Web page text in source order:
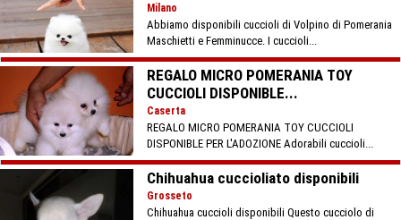
Milano
Abbiamo disponibili cuccioli di Volpino di Pomerania
Maschietti e Femminucce. I cuccioli...
REGALO MICRO POMERANIA TOY
CUCCIOLI DISPONIBLE...
Caserta
REGALO MICRO POMERANIA TOY CUCCIOLI
DISPONIBLE PER L'ADOZIONE Adorabili cuccioli...
Chihuahua cuccioliato disponibili
Grosseto
Chihuahua cuccioli disponibili Questo cucciolo di